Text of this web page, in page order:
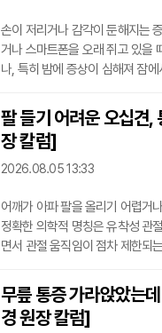
손이 저리거나 감각이 둔해지는
거나 스마트폰을 오래 쥐고 있을
나, 특히 밤에 증상이 심해져 잠
하는 질환이다. 정중신경은 엄지
신경이 눌리면 손가락 저림, 화
나 주무
팔 들기 어려운 오십견,
장 칼럼]
2026.08.05 13:33
어깨가 아파 팔을 올리기 어렵거
정확한 의학적 명칭은 유착성 관
면서 관절 움직임이 점차 제한되
고, 밤에 통증이 심해 잠에서 깨
려 옷을 여미는 행동도 어려워
도 가동
무릎 통증 가라앉았는
경 원장 칼럼]